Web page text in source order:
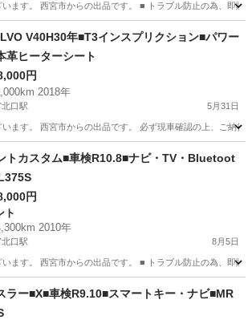
います。 西宮市からの出品です。 ■ トラブル防止の為、即
ワゴンＲ
V40H30年■T3インスプリクション■パワー
革ヒーターシート
円
2018年
口駅 5月31日
います。 西宮市からの出品です。 必ず現車確認の上、ご納
西宮北口駅 ボルボ（Volvo） VOLVO
トカスタム■車検R10.8■ナビ・TV・Bluetoot
円
ト
2010年
口駅 8月5日
います。 西宮市からの出品です。 ■ トラブル防止の為、即
西宮北口駅 タント タントカスタム
ラー■X■車検R9.10■スマートキー・ナビ■MR